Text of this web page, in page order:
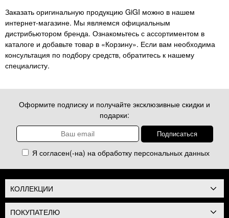
Заказать оригинальную продукцию GiGI можно в нашем
интернет-магазине. Мы являемся официальным
дистрибьютором бренда. Ознакомьтесь с ассортиментом в
каталоге и добавьте товар в «Корзину». Если вам необходима
консультация по подбору средств, обратитесь к нашему
специалисту.
Оформите подписку и получайте эксклюзивные скидки и
подарки:
Я согласен(-на) на обработку персональных данных
КОЛЛЕКЦИИ
ПОКУПАТЕЛЮ